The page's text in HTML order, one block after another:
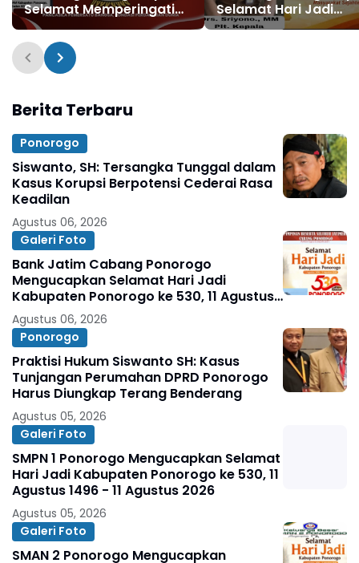
Selamat Memperingati
Hari Lahir Pancasila 1 Juni
2026
Selamat Hari Jadi
Kabupaten
Berita Terbaru
Ponorogo
Siswanto, SH: Tersangka Tunggal dalam
Kasus Korupsi Berpotensi Cederai Rasa
Keadilan
Agustus 06, 2026
Galeri Foto
Bank Jatim Cabang Ponorogo
Mengucapkan Selamat Hari Jadi
Kabupaten Ponorogo ke 530, 11 Agustus
1496 - 11 Agustus 2026
Agustus 06, 2026
Ponorogo
Praktisi Hukum Siswanto SH: Kasus
Tunjangan Perumahan DPRD Ponorogo
Harus Diungkap Terang Benderang
Agustus 05, 2026
Galeri Foto
SMPN 1 Ponorogo Mengucapkan Selamat
Hari Jadi Kabupaten Ponorogo ke 530, 11
Agustus 1496 - 11 Agustus 2026
Agustus 05, 2026
Galeri Foto
SMAN 2 Ponorogo Mengucapkan